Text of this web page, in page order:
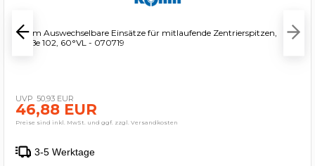
Röhm Auswechselbare Einsätze für mitlaufende Zentrierspitzen,
Größe 102, 60°VL - 070719
50,93 EUR
46,88 EUR
Preise sind inkl. MwSt. und ggf. zzgl. Versandkosten
3-5 Werktage